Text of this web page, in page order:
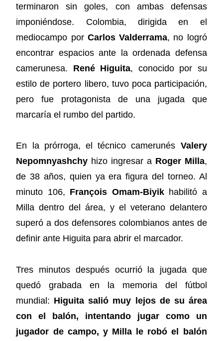
terminaron sin goles, con ambas defensas
imponiéndose. Colombia, dirigida en el
mediocampo por Carlos Valderrama, no logró
encontrar espacios ante la ordenada defensa
camerunesa. René Higuita, conocido por su
estilo de portero libero, tuvo poca participación,
pero fue protagonista de una jugada que
marcaría el rumbo del partido.
En la prórroga, el técnico camerunés Valery
Nepomnyashchy hizo ingresar a Roger Milla,
de 38 años, quien ya era figura del torneo. Al
minuto 106, François Omam-Biyikhabilitó a
Milla dentro del área, y el veterano delantero
superó a dos defensores colombianos antes de
definir ante Higuita para abrir el marcador.
Tres minutos después ocurrió la jugada que
quedó grabada en la memoria del fútbol
mundial: Higuita salió muy lejos de su área
con el balón, intentando jugar como un
jugador de campo, y Milla le robó el balón